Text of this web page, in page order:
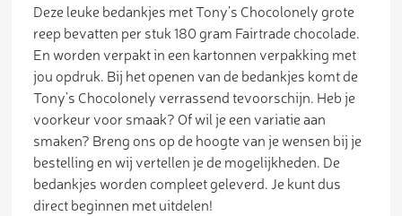
Deze leuke bedankjes met Tony’s Chocolonely grote
reep bevatten per stuk 180 gram Fairtrade chocolade.
En worden verpakt in een kartonnen verpakking met
jou opdruk. Bij het openen van de bedankjes komt de
Tony’s Chocolonely verrassend tevoorschijn. Heb je
voorkeur voor smaak? Of wil je een variatie aan
smaken? Breng ons op de hoogte van je wensen bij je
bestelling en wij vertellen je de mogelijkheden. De
bedankjes worden compleet geleverd. Je kunt dus
direct beginnen met uitdelen!